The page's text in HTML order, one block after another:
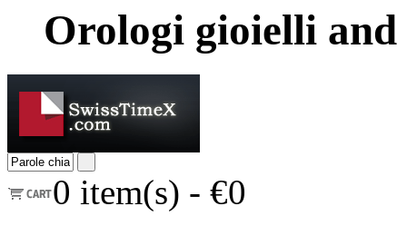
Orologi gioielli and
0 item(s) - €0